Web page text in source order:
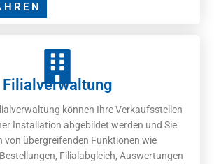
Filialverwaltung
können Ihre Verkaufsstellen
Installation abgebildet werden und Sie
von übergreifenden Funktionen wie
Filialabgleich, Auswertungen